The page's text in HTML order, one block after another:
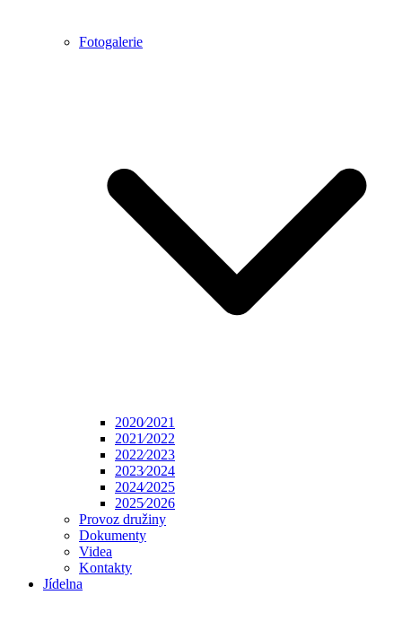
Fotogalerie
2020⁄2021
2021⁄2022
2022⁄2023
2023⁄2024
2024⁄2025
2025⁄2026
Provoz družiny
Dokumenty
Videa
Kontakty
Jídelna